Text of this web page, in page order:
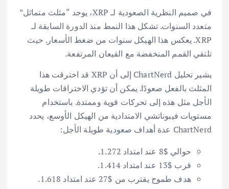
في صميم النظرية الصعودية لـ XRP، يوجد “مثلث متماثل”
متعدد السنوات. تشكل هذا النمط منذ الدورة السابقة لـ
XRP. يعكس هذا الهيكل سنوات من ضغط الأسعار. حيث
تلتقي القمم المنخفضة مع القيعان المرتفعة.
يشير تحليل ChartNerd إلى أن XRP قد اخترقت هذا
المثلث بالفعل صعودًا. يمكن أن تؤدي الاختراقات طويلة
الأجل مثل هذه إلى تحركات قوية وممتدة. باستخدام
مستويات فيبوناتشي الامتدادية من الهيكل الأوسع، يحدد
ChartNerd عدة أهداف صعودية طويلة الأجل:
حوالي $8 عند امتداد 1.272.
قرب $13 عند امتداد 1.414.
هدف طموح يقترب من $27 عند امتداد 1.618.